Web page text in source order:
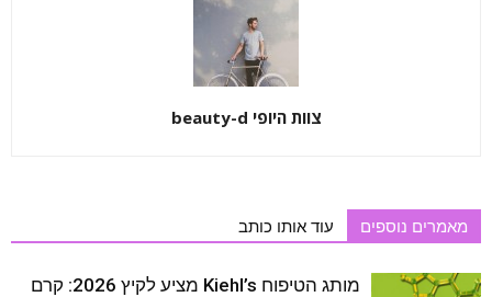
צוות היופי beauty-d
מאמרים נוספים עוד אותו כותב
מותג הטיפוח Kiehl’s מציע לקיץ 2026: קרם